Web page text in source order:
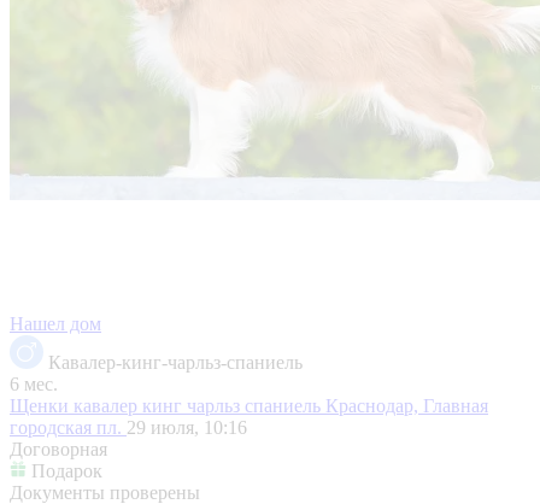
Нашел дом
Кавалер-кинг-чарльз-спаниель
6 мес.
Щенки кавалер кинг чарльз спаниель Краснодар, Главная
городская пл. 29 июля, 10:16
Договорная
Подарок
Документы проверены